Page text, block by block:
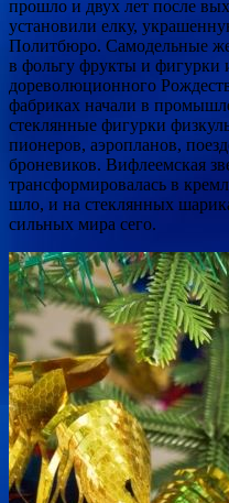
прошло и двух лет после
установили елку,
Политбюро. Самодельные
в фольгу фрукты и фигурки
дореволюционного
фабриках начали в
стеклянные фигурки
пионеров, аэропланов,
броневиков. Вифлеемская
трансформировалась в
шло, и на стеклянных
сильных мира сего.